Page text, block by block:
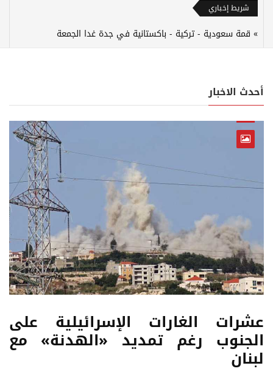
شريط إخباري
قمة سعودية - تركية - باكستانية في جدة غدا الجمعة
أحدث الاخبار
عشرات الغارات الإسرائيلية على
الجنوب رغم تمديد «الهدنة» مع
لبنان